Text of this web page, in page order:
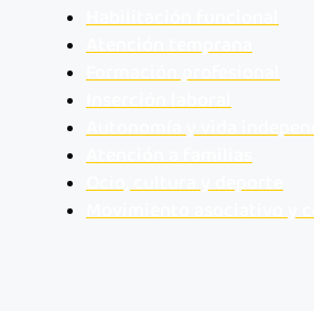
Habilitación funcional
Atención temprana
Formación profesional
Inserción laboral
Autonomía y vida
Atención a familias
Ocio, cultura y deporte
Movimiento asociativo y